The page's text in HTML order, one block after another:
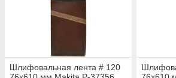
Шлифовальная лента # 120